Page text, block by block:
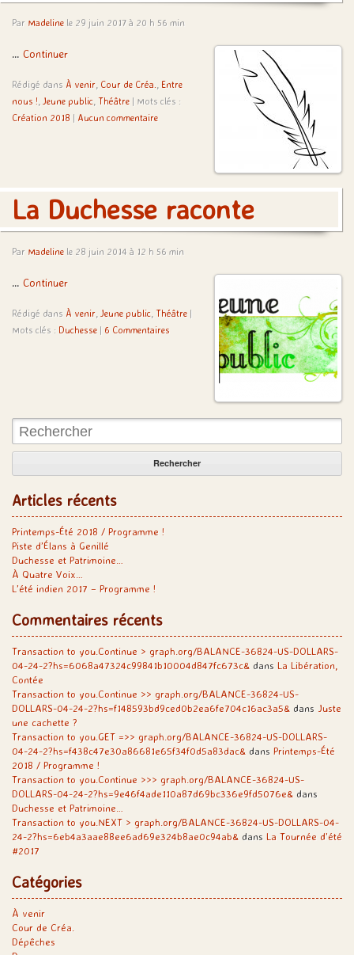
Par Madeline le 29 juin 2017 à 20 h 56 min
… Continuer
Rédigé dans À venir, Cour de Créa., Entre
nous !, Jeune public, Théâtre | Mots clés :
Création 2018 | Aucun commentaire
La Duchesse raconte
Par Madeline le 28 juin 2014 à 12 h 56 min
… Continuer
Rédigé dans À venir, Jeune public, Théâtre |
Mots clés : Duchesse | 6 Commentaires
Rechercher:
Articles récents
Printemps-Été 2018 / Programme !
Piste d’Élans à Genillé
Duchesse et Patrimoine…
À Quatre Voix…
L’été indien 2017 – Programme !
Commentaires récents
Transaction to you.Continue > graph.org/BALANCE-36824-US-DOLLARS-
04-24-2?hs=6068a47324c99841b10004d847fc673c& dans La Libération,
Contée
Transaction to you.Continue >> graph.org/BALANCE-36824-US-
DOLLARS-04-24-2?hs=f148593bd9ced0b2ea6fe704c16ac3a5& dans Juste
une cachette ?
Transaction to you.GET =>> graph.org/BALANCE-36824-US-DOLLARS-
04-24-2?hs=f438c47e30a86681e65f34f0d5a83dac& dans Printemps-Été
2018 / Programme !
Transaction to you.Continue >>> graph.org/BALANCE-36824-US-
DOLLARS-04-24-2?hs=9e46f4ade110a87d69bc336e9fd5076e& dans
Duchesse et Patrimoine…
Transaction to you.NEXT > graph.org/BALANCE-36824-US-DOLLARS-04-
24-2?hs=6eb4a3aae88ee6ad69e324b8ae0c94ab& dans La Tournée d’été
#2017
Catégories
À venir
Cour de Créa.
Dépêches